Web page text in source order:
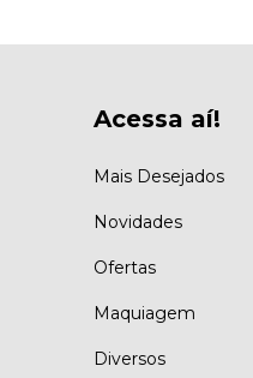
Acessa aí!
Mais Desejados
Novidades
Ofertas
Maquiagem
Diversos